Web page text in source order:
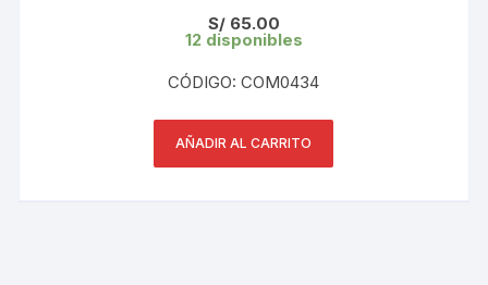
S/65.00
12 disponibles
CÓDIGO: COM0434
AÑADIR AL CARRITO